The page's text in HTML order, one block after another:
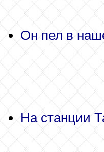
Он пел в
На станции